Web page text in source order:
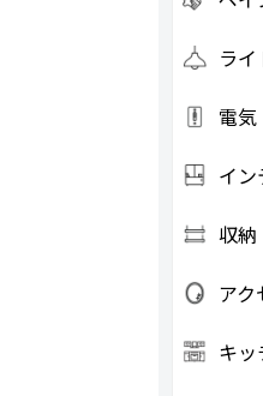
ラ
電
イ
収納
アク
キッ